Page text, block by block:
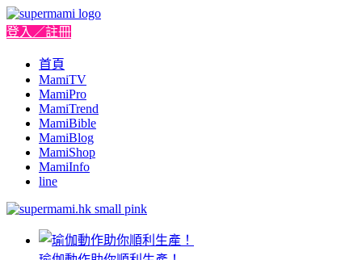
登入／註冊
首頁
MamiTV
MamiPro
MamiTrend
MamiBible
MamiBlog
MamiShop
MamiInfo
line